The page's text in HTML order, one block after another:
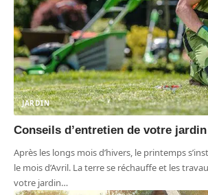
JARDIN
Conseils d’entretien de votre jardin
Après les longs mois d’hivers, le printemps
le mois d’Avril. La terre se réchauffe et les
votre jardin…